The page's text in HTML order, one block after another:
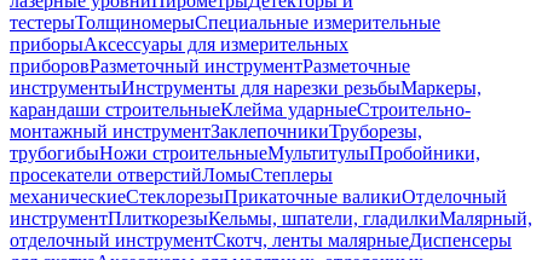
тестерыТолщиномерыСпециальные измерительные
приборыАксессуары для измерительных
приборовРазметочный инструментРазметочные
инструментыИнструменты для нарезки резьбыМаркеры,
карандаши строительныеКлейма ударныеСтроительно-
монтажный инструментЗаклепочникиТруборезы,
трубогибыНожи строительныеМультитулыПробойники,
просекатели отверстийЛомыСтеплеры
механическиеСтеклорезыПрикаточные валикиОтделочный
инструментПлиткорезыКельмы, шпатели, гладилкиМалярный,
отделочный инструментСкотч, ленты малярныеДиспенсеры